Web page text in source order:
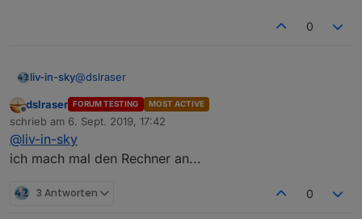
0
liv-in-sky@dslraser
hättest du gerade zeit für einen schnelltest - es geht
um das umschalten auf aliasnamen ?
Offline
dslraser FORUM TESTING MOST ACTIVE
schrieb am 6. Sept. 2019, 17:42
zuletzt editiert von
@liv-in-sky
ich mach mal den Rechner an...
3 Antworten 0